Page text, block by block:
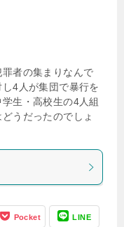
者の集まりなんで
4人が集団で暴行を
生・高校生の4人組
うだったのでしょ
Pocket LINE